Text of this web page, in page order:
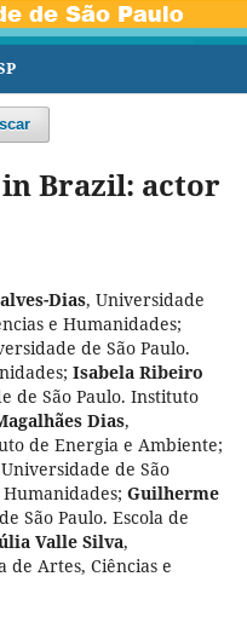
Brazil: actor
Dias, Universidade
e Humanidades;
de São Paulo.
; Isabela Ribeiro
de São Paulo. Instituto
Dias,
de Energia e Ambiente;
Universidade de São
Humanidades; Guilherme
São Paulo. Escola de
Valle Silva,
de Artes, Ciências e